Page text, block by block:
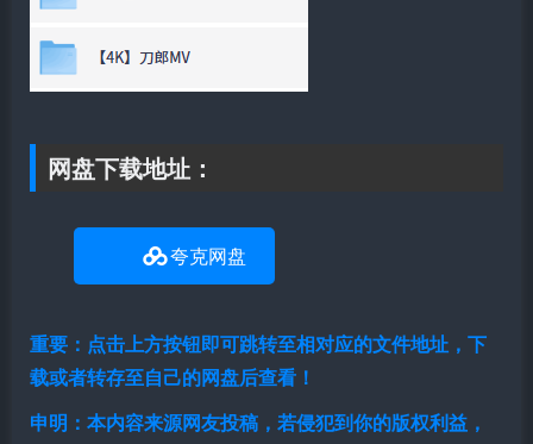
网盘下载地址：
夸克网盘
重要：点击上方按钮即可跳转至相对应的文件地址，下
载或者转存至自己的网盘后查看！
申明：本内容来源网友投稿，若侵犯到你的版权利益，